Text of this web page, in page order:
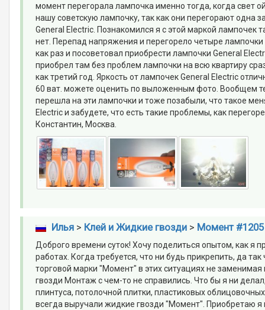
момент перегорала лампочка именно тогда, когда свет
нашу советскую лампочку, так как они перегорают одна
General Electric. Познакомился я с этой маркой лампочек
нет. Перепад напряжения и перегорело четыре
как раз и посоветовал приобрести лампочки General
приобрел там без проблем лампочки на всю квартиру
как третий год. Яркость от лампочек General Electric
60 ват. можете оценить по выложенным фото. Вообщем
перешла на эти лампочки и тоже позабыли, что такое
Electric и забудете, что есть такие проблемы, как
Константин, Москва.
Илья> Клей и Жидкие гвозди> Момент #1205
Доброго времени суток! Хочу поделиться опытом, как я
работах. Когда требуется, что ни будь прикрепить, да
торговой марки "Момент" в этих ситуациях не
гвозди Монтаж с чем-то не справились. Что бы я ни
плинтуса, потолочной плитки, пластиковых
всегда выручали жидкие гвозди "Момент". Приобретаю